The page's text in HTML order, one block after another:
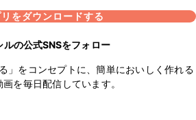
をダウンロードする
ルの公式SNSをフォロー
」をコンセプトに、簡単においしく作れる
画を毎日配信しています。